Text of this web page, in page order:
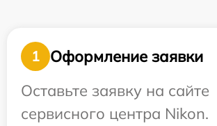
1
Оформление заявки
Оставьте заявку на сайте
сервисного центра Nikon.